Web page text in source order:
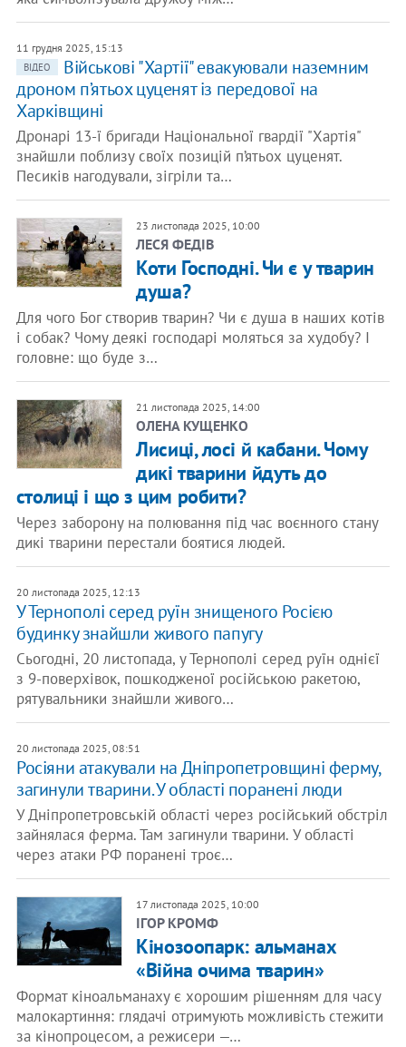
11 грудня 2025, 15:13
ВІДЕО
Військові "Хартії" евакуювали наземним
дроном п’ятьох цуценят із передової на
Харківщині
Дронарі 13-ї бригади Національної гвардії "Хартія"
знайшли поблизу своїх позицій п’ятьох цуценят.
Песиків нагодували, зігріли та…
23 листопада 2025, 10:00
ЛЕСЯ ФЕДІВ
Коти Господні. Чи є у тварин
душа?
Для чого Бог створив тварин? Чи є душа в наших котів
і собак? Чому деякі господарі моляться за худобу? І
головне: що буде з…
21 листопада 2025, 14:00
ОЛЕНА КУЩЕНКО
Лисиці, лосі й кабани. Чому
дикі тварини йдуть до
столиці і що з цим робити?
Через заборону на полювання під час воєнного стану
дикі тварини перестали боятися людей.
20 листопада 2025, 12:13
У Тернополі серед руїн знищеного Росією
будинку знайшли живого папугу
Сьогодні, 20 листопада, у Тернополі серед руїн однієї
з 9-поверхівок, пошкодженої російською ракетою,
рятувальники знайшли живого…
20 листопада 2025, 08:51
Росіяни атакували на Дніпропетровщині ферму,
загинули тварини. У області поранені люди
У Дніпропетровській області через російський обстріл
зайнялася ферма. Там загинули тварини. У області
через атаки РФ поранені троє…
17 листопада 2025, 10:00
ІГОР КРОМФ
Кінозоопарк: альманах
«Війна очима тварин»
Формат кіноальманаху є хорошим рішенням для часу
малокартиння: глядачі отримують можливість стежити
за кінопроцесом, а режисери —…